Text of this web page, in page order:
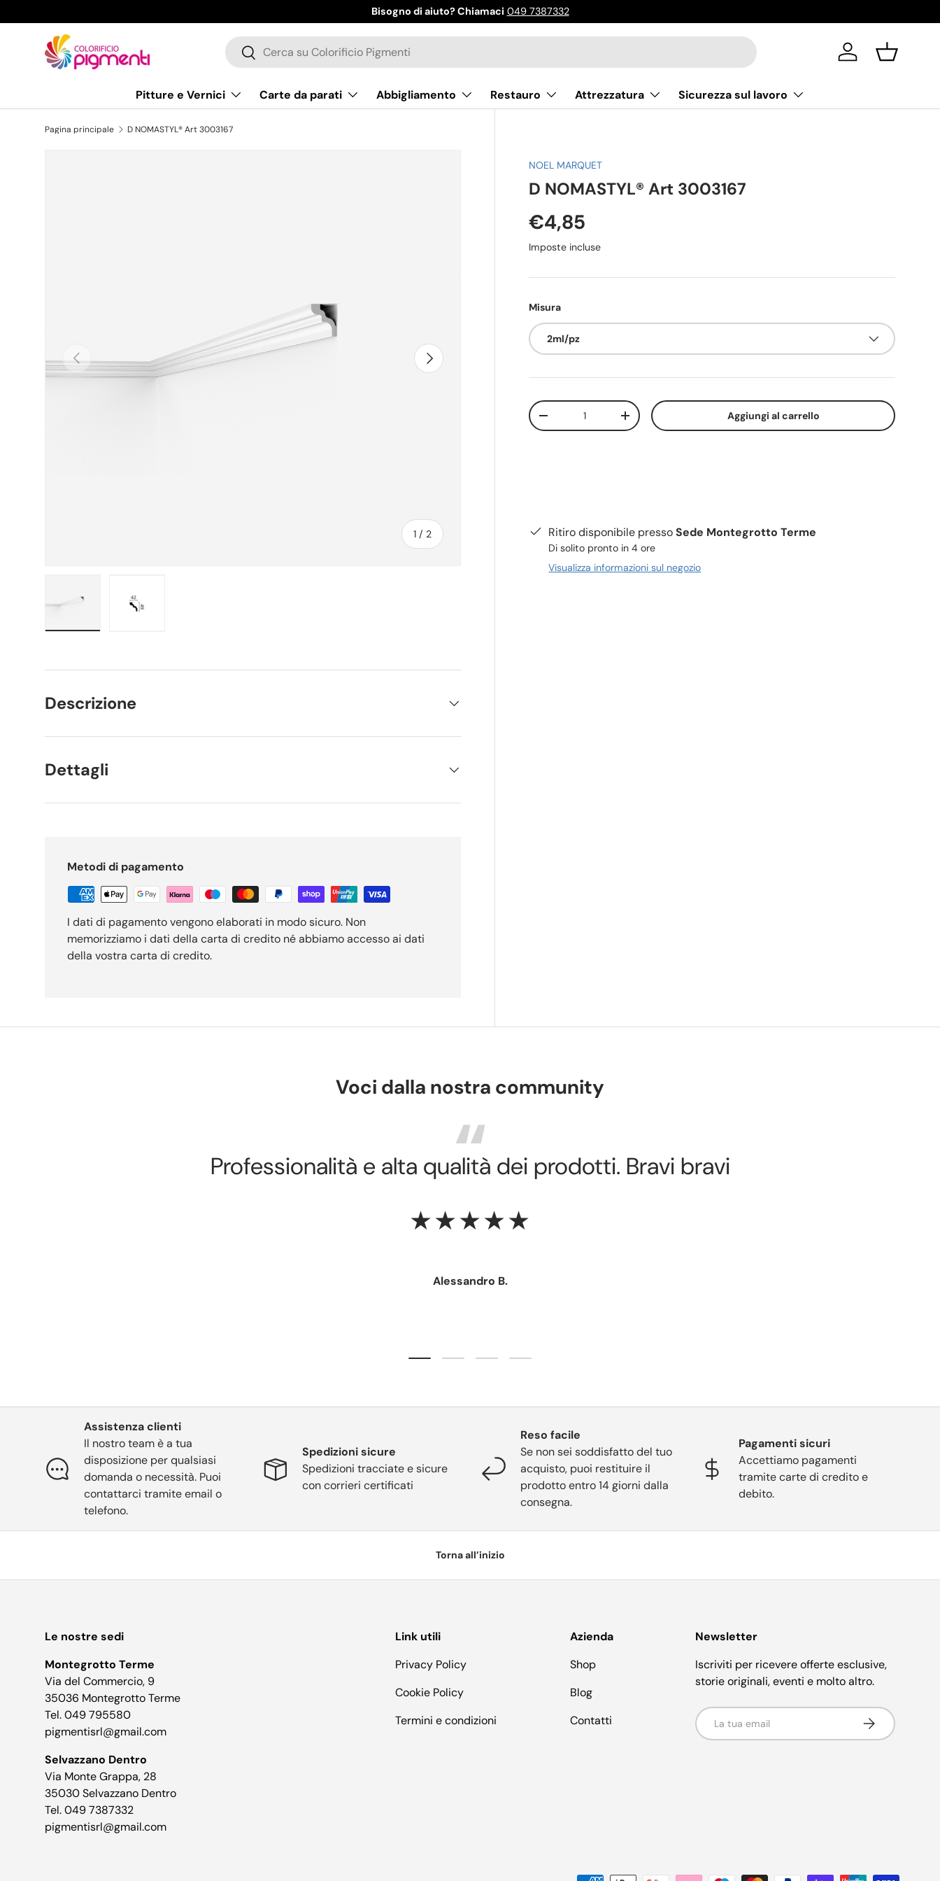
Passa ai contenuti
Bisogno di aiuto? Chiamaci 049 7387332
Cerca
Cerca AccediCestino
Pitture e Vernici Carte da parati Abbigliamento Restauro Attrezzatura Sicurezza sul lavoro
Pagina principale D NOMASTYL® Art 3003167
Indietro
1 / di
2
Avanti
NOEL MARQUET
D NOMASTYL® Art 3003167
€4,85
Imposte incluse
Misura
2ml/pz
Q.tà
-
+ Aggiungi al carrello
Ritiro disponibile pressoSede Montegrotto Terme
Di solito pronto in 4 ore
Visualizza informazioni sul negozio
Descrizione
Dettagli
Metodi di pagamento
I dati di pagamento vengono elaborati in modo sicuro. Non
memorizziamo i dati della carta di credito né abbiamo accesso ai dati
della vostra carta di credito.
Voci dalla nostra community
Professionalità e alta qualità dei prodotti. Bravi bravi
★★★★★
Alessandro B.
Carica slide 1 di 4
Carica slide 2 di 4
Carica slide 3 di 4
Carica slide 4 di 4
Assistenza clienti
Il nostro team è a tua
disposizione per qualsiasi
domanda o necessità. Puoi
contattarci tramite email o
telefono.
Spedizioni sicure
Spedizioni tracciate e sicure
con corrieri certificati
Reso facile
Se non sei soddisfatto del tuo
acquisto, puoi restituire il
prodotto entro 14 giorni dalla
consegna.
Pagamenti sicuri
Accettiamo pagamenti
tramite carte di credito e
debito.
Torna all’inizio
Le nostre sedi
Montegrotto Terme
Via del Commercio, 9
35036 Montegrotto Terme
Tel. 049 795580
pigmentisrl@gmail.com
Selvazzano Dentro
Via Monte Grappa, 28
35030 Selvazzano Dentro
Tel. 049 7387332
pigmentisrl@gmail.com
Link utili
Privacy Policy
Cookie Policy
Termini e condizioni
Azienda
Shop
Blog
Contatti
Newsletter
Iscriviti per ricevere offerte esclusive,
storie originali, eventi e molto altro.
Email Iscriviti